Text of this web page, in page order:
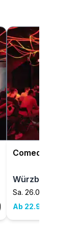
Comedyflash -
Würzburg
Sa. 26.09. 19:30 Uhr
Ab 22.90€